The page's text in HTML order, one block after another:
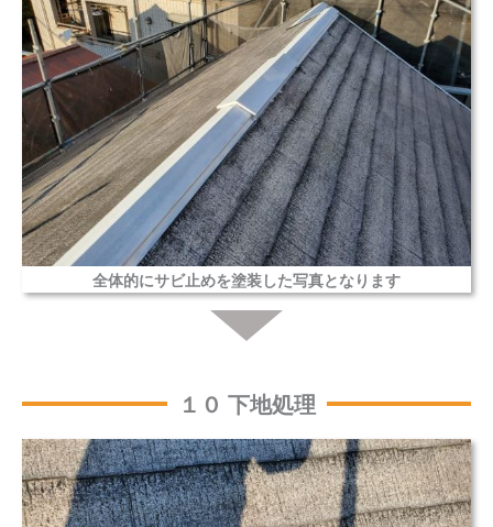
全体的にサビ止めを塗装した写真となります
１０ 下地処理